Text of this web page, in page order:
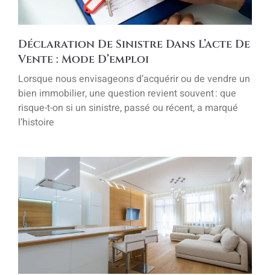
Déclaration De Sinistre Dans L’acte De
Vente : Mode D’emploi
Lorsque nous envisageons d’acquérir ou de vendre un
bien immobilier, une question revient souvent : que
risque-t-on si un sinistre, passé ou récent, a marqué
l’histoire